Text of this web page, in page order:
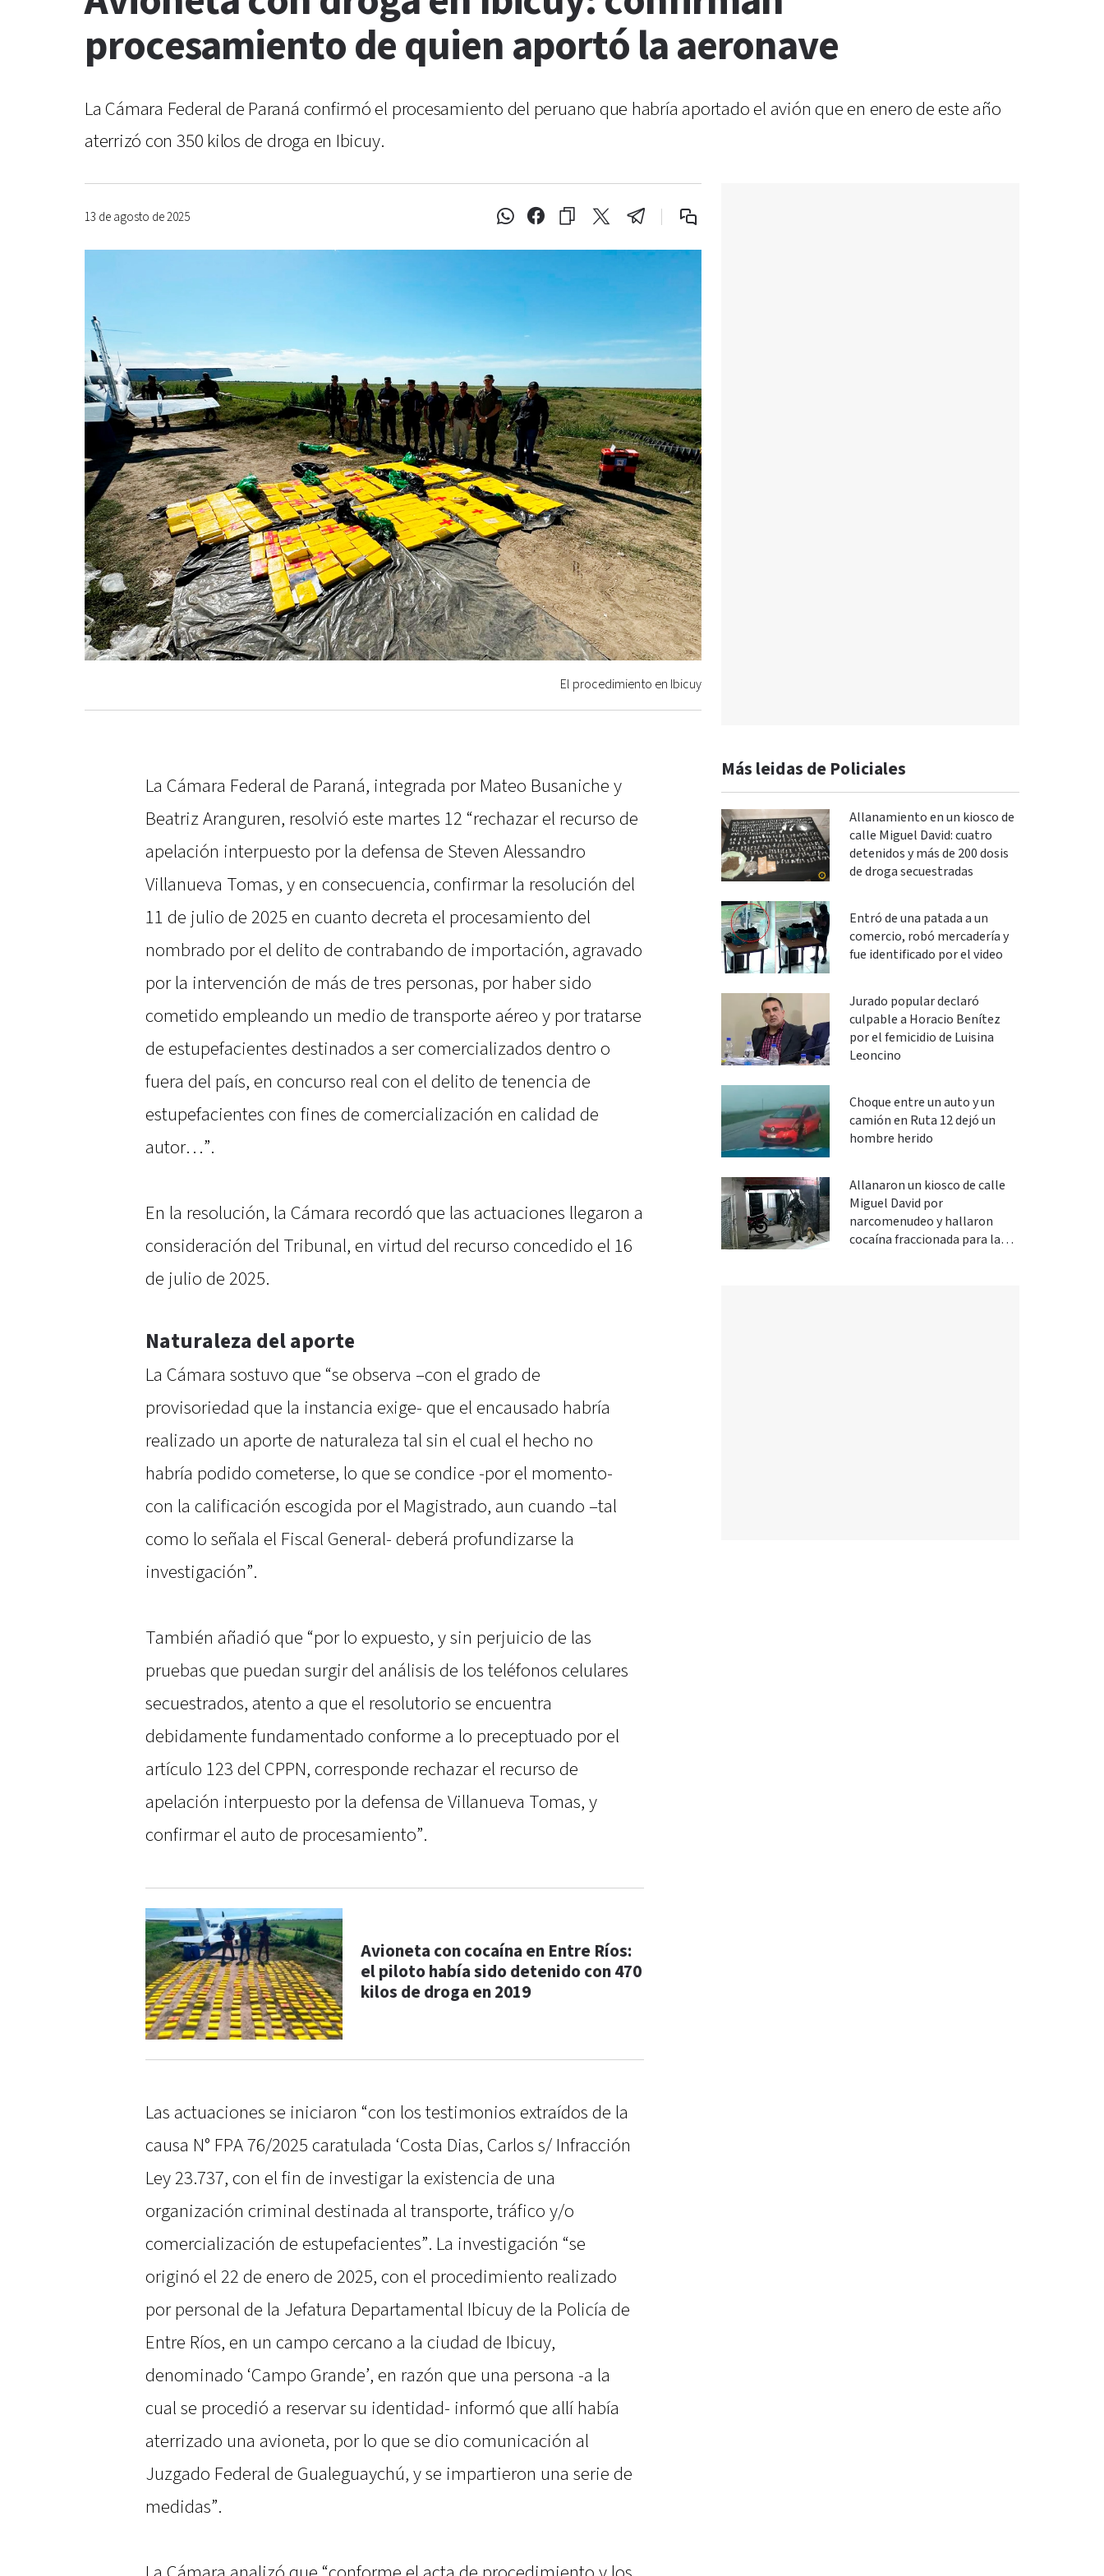
procesamiento de quien aportó la aeronave
La Cámara Federal de Paraná confirmó el procesamiento del peruano que habría aportado el avión que en enero de este año
aterrizó con 350 kilos de droga en Ibicuy.
13 de agosto de 2025
El procedimiento en Ibicuy
La Cámara Federal de Paraná, integrada por Mateo Busaniche y
Beatriz Aranguren, resolvió este martes 12 “rechazar el recurso de
apelación interpuesto por la defensa de Steven Alessandro
Villanueva Tomas, y en consecuencia, confirmar la resolución del
11 de julio de 2025 en cuanto decreta el procesamiento del
nombrado por el delito de contrabando de importación, agravado
por la intervención de más de tres personas, por haber sido
cometido empleando un medio de transporte aéreo y por tratarse
de estupefacientes destinados a ser comercializados dentro o
fuera del país, en concurso real con el delito de tenencia de
estupefacientes con fines de comercialización en calidad de
autor…”.
En la resolución, la Cámara recordó que las actuaciones llegaron a
consideración del Tribunal, en virtud del recurso concedido el 16
de julio de 2025.
Naturaleza del aporte
La Cámara sostuvo que “se observa –con el grado de
provisoriedad que la instancia exige- que el encausado habría
realizado un aporte de naturaleza tal sin el cual el hecho no
habría podido cometerse, lo que se condice -por el momento-
con la calificación escogida por el Magistrado, aun cuando –tal
como lo señala el Fiscal General- deberá profundizarse la
investigación”.
También añadió que “por lo expuesto, y sin perjuicio de las
pruebas que puedan surgir del análisis de los teléfonos celulares
secuestrados, atento a que el resolutorio se encuentra
debidamente fundamentado conforme a lo preceptuado por el
artículo 123 del CPPN, corresponde rechazar el recurso de
apelación interpuesto por la defensa de Villanueva Tomas, y
confirmar el auto de procesamiento”.
Avioneta con cocaína en Entre Ríos:
el piloto había sido detenido con 470
kilos de droga en 2019
Las actuaciones se iniciaron “con los testimonios extraídos de la
causa N° FPA 76/2025 caratulada ‘Costa Dias, Carlos s/ Infracción
Ley 23.737, con el fin de investigar la existencia de una
organización criminal destinada al transporte, tráfico y/o
comercialización de estupefacientes”. La investigación “se
originó el 22 de enero de 2025, con el procedimiento realizado
por personal de la Jefatura Departamental Ibicuy de la Policía de
Entre Ríos, en un campo cercano a la ciudad de Ibicuy,
denominado ‘Campo Grande’, en razón que una persona -a la
cual se procedió a reservar su identidad- informó que allí había
aterrizado una avioneta, por lo que se dio comunicación al
Juzgado Federal de Gualeguaychú, y se impartieron una serie de
medidas”.
Más leidas de Policiales
Allanamiento en un kiosco de
calle Miguel David: cuatro
detenidos y más de 200 dosis
de droga secuestradas
Entró de una patada a un
comercio, robó mercadería y
fue identificado por el video
Jurado popular declaró
culpable a Horacio Benítez
por el femicidio de Luisina
Leoncino
Choque entre un auto y un
camión en Ruta 12 dejó un
hombre herido
Allanaron un kiosco de calle
Miguel David por
narcomenudeo y hallaron
cocaína fraccionada para la